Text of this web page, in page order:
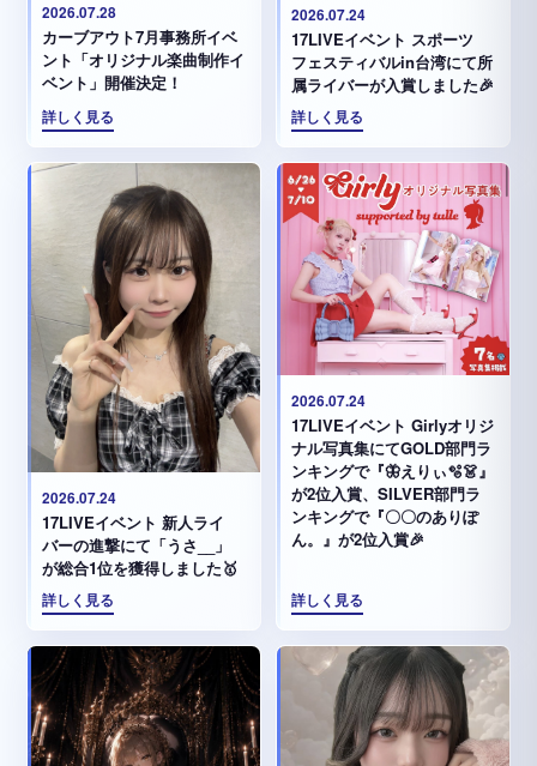
2026.07.28
カーブアウト7月事務所イベ
ント「オリジナル楽曲制作イ
ベント」開催決定！
詳しく見る
2026.07.24
17LIVEイベント スポーツ
フェスティバルin台湾にて所
属ライバーが入賞しました🎉
詳しく見る
2026.07.24
17LIVEイベント 新人ライ
バーの進撃にて「うさ__」
が総合1位を獲得しました🥇
詳しく見る
2026.07.24
17LIVEイベント Girlyオリジ
ナル写真集にてGOLD部門ラ
ンキングで『🦋えりぃ🫧👗』
が2位入賞、SILVER部門ラ
ンキングで『〇〇のありぽ
ん。』が2位入賞🎉
詳しく見る